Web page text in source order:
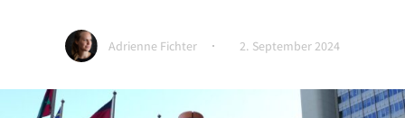
Adrienne Fichter 2. September 2024